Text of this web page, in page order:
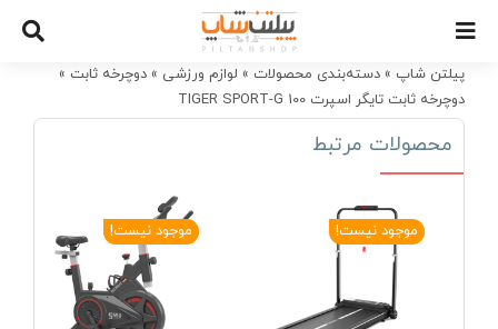
contentپیلتن شاپ » دسته‌بندی محصولات » لوازم ورزشی » دوچرخه ثابت »
دوچرخه ثابت تایگر اسپرت TIGER SPORT-G 100
محصولات مرتبط
موجود نیست! موجود نیست!